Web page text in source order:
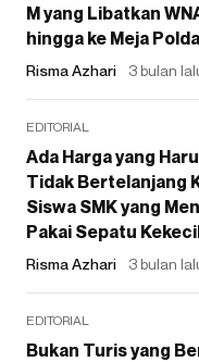
M yang Libatkan
hingga ke Meja Polda
Risma Azhari 3 bulan
EDITORIAL
Ada Harga yang
Tidak Bertelanjang
Siswa SMK yang
Pakai Sepatu
Risma Azhari 3 bulan
EDITORIAL
Bukan Turis yang